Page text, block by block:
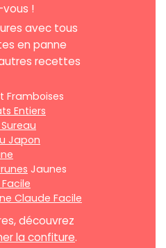
!
avec tous
en panne
recettes
Framboises
Entiers
Japon
Jaunes
Claude Facile
découvrez
la confiture.